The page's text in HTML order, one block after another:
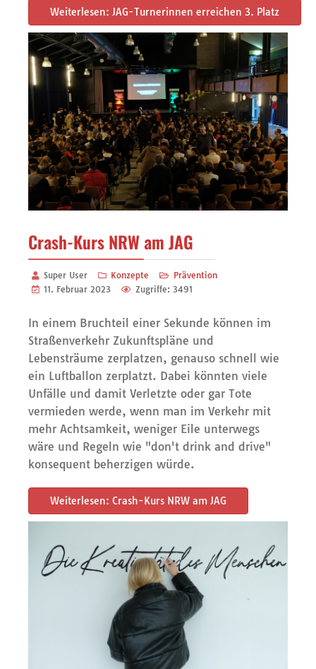
Weiterlesen: JAG-Turnerinnen erreichen 3. Platz
Crash-Kurs NRW am JAG
Super User Konzepte
Prävention
11. Februar 2023
Zugriffe: 3491
In einem Bruchteil einer Sekunde können im
Straßenverkehr Zukunftspläne und
Lebensträume zerplatzen, genauso schnell wie
ein Luftballon zerplatzt. Dabei könnten viele
Unfälle und damit Verletzte oder gar Tote
vermieden werde, wenn man im Verkehr mit
mehr Achtsamkeit, weniger Eile unterwegs
wäre und Regeln wie "don't drink and drive"
konsequent beherzigen würde.
Weiterlesen: Crash-Kurs NRW am JAG